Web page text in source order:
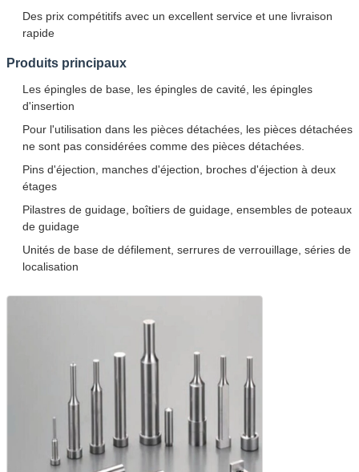
Des prix compétitifs avec un excellent service et une livraison
rapide
Produits principaux
Les épingles de base, les épingles de cavité, les épingles
d'insertion
Pour l'utilisation dans les pièces détachées, les pièces détachées
ne sont pas considérées comme des pièces détachées.
Pins d'éjection, manches d'éjection, broches d'éjection à deux
étages
Pilastres de guidage, boîtiers de guidage, ensembles de poteaux
de guidage
Unités de base de défilement, serrures de verrouillage, séries de
localisation